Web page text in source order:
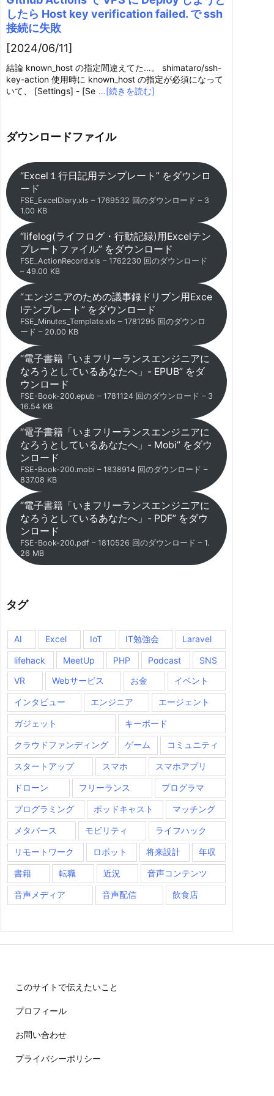
したら Host key verification failed. で ssh
接続に失敗
[2024/06/11]
結論 known_host の指定間違えてた…。 shimataro/ssh-
key-action 使用時に known_host の指定が必須になって
いて、 [Settings] - [Se …[続きを読む]
ダウンロードファイル
“Excel１行日記用テンプレート” をダウンロ
ード
FSE_ExcelDiary.xls – 1769532 回のダウンロード – 3
1.00 KB
“lifelog(ライフログ・行動記録)用Excelテン
プレートファイル” をダウンロード
FSE_ActionRecord.xls – 1762230 回のダウンロード
– 49.00 KB
“エンジニアのための議事録ドリブン用Exce
lテンプレート” をダウンロード
FSE_Minutes_Template.xls – 1781295 回のダウンロ
ード – 20.00 KB
“電子書籍「いまフリーランスエンジニアに
なろうとしているあなたへ」- EPUB” をダ
ウンロード
FSE-Book-200.epub – 1781124 回のダウンロード – 3
16.54 KB
“電子書籍「いまフリーランスエンジニアに
なろうとしているあなたへ」- Mobi” をダウ
ンロード
FSE-Book-200.mobi – 1838914 回のダウンロード –
837.08 KB
“電子書籍「いまフリーランスエンジニアに
なろうとしているあなたへ」- PDF” をダウ
ンロード
FSE-Book-200.pdf – 1810526 回のダウンロード – 1.
26 MB
タグ
AI Excel IoT IT勉強会 Laravel
lifehack MeetUp PHP Podcast
SNS
VR
Webサービス お金 イベント
インタビュー エンジニア エージェント
ガジェット キーボード
クラウドファンディング ゲーム コミュニティ
スタートアップ スマホ スマホアプリ
ドローン フリーランス プログラマ
プログラミング ポッドキャスト マッチング
メタバース モビリティ ライフハック
リモートワーク ロボット 将来設計 年収
書籍 転職 近況 音声コンテンツ
音声メディア 音声配信 飲食店
このサイトで伝えたいこと
プロフィール
お問い合わせ
プライバシーポリシー